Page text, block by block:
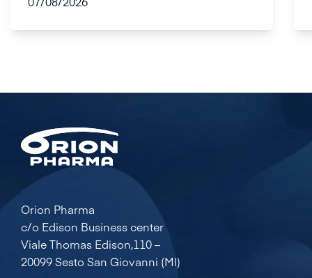
Orion Pharma
c/o Edison Business center
Viale Thomas Edison,110 –
20099 Sesto San Giovanni (MI)